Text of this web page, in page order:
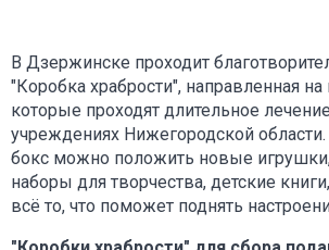
В Дзержинске проходит
"Коробка храбрости", направленная
которые проходят длительное
учреждениях Нижегородской
бокс можно положить новые
наборы для творчества, детские
всё то, что поможет поднять